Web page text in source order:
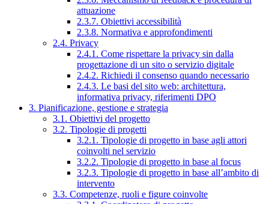
attuazione
2.3.7. Obiettivi accessibilità
2.3.8. Normativa e approfondimenti
2.4. Privacy
2.4.1. Come rispettare la privacy sin dalla
progettazione di un sito o servizio digitale
2.4.2. Richiedi il consenso quando necessario
2.4.3. Le basi del sito web: architettura,
informativa privacy, riferimenti DPO
3. Pianificazione, gestione e strategia
3.1. Obiettivi del progetto
3.2. Tipologie di progetti
3.2.1. Tipologie di progetto in base agli attori
coinvolti nel servizio
3.2.2. Tipologie di progetto in base al focus
3.2.3. Tipologie di progetto in base all’ambito di
intervento
3.3. Competenze, ruoli e figure coinvolte